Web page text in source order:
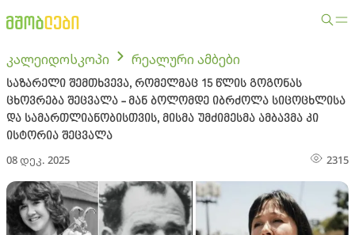
კალეიდოსკოპი რეალური ამბები
საზარელი შემთხვევა, რომელმაც 15 წლის გოგონას
ცხოვრება შეცვალა - მან ბოლომდე იბრძოლა სიცოცხლისა
და სამართლიანობისთვის, მისმა უმძიმესმა ამბავმა კი
ისტორია შეცვალა
08 დეკ. 2025 2315